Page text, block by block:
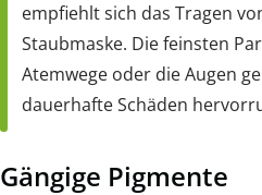
empfiehlt sich das Tragen
Staubmaske. Die feinsten
Atemwege oder die Augen
dauerhafte Schäden
Gängige Pigmente